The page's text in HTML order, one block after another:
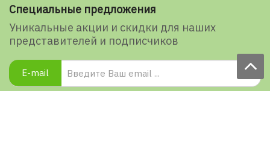
Специальные предложения
Уникальные акции и скидки для наших
представителей и подписчиков
E-mail